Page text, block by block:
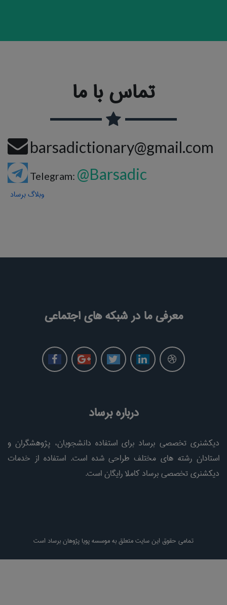
تماس با ما
barsadictionary@gmail.com
Telegram: @Barsadic
وبلاگ برساد
معرفی ما در شبکه های اجتماعی
درباره برساد
دیکشنری تخصصی برساد برای استفاده دانشجویان، پژوهشگران و
استادان رشته های مختلف طراحی شده است. استفاده از خدمات
دیکشنری تخصصی برساد کاملا رایگان است.
تمامی حقوق این سایت متعلق به موسسه پویا پژوهان برساد است